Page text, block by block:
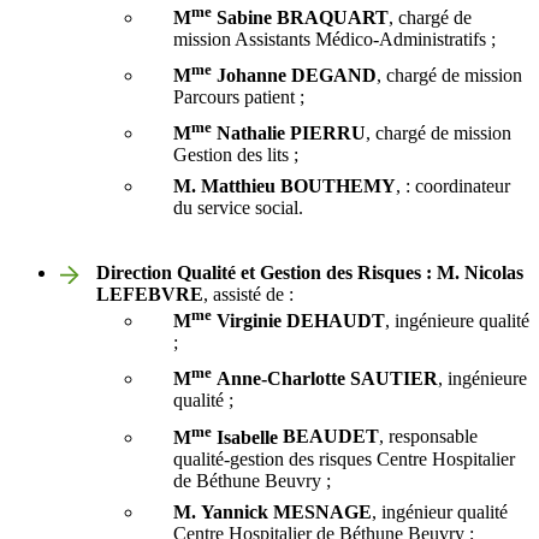
Mme Sabine BRAQUART, chargé de
mission Assistants Médico-Administratifs ;
Mme Johanne DEGAND, chargé de mission
Parcours patient ;
Mme Nathalie PIERRU, chargé de mission
Gestion des lits ;
M. Matthieu BOUTHEMY, : coordinateur
du service social.
Direction Qualité et Gestion des Risques : M. Nicolas
LEFEBVRE, assisté de :
Mme Virginie DEHAUDT, ingénieure qualité
;
Mme Anne-Charlotte SAUTIER, ingénieure
qualité ;
Mme Isabelle BEAUDET, responsable
qualité-gestion des risques Centre Hospitalier
de Béthune Beuvry ;
M. Yannick MESNAGE, ingénieur qualité
Centre Hospitalier de Béthune Beuvry ;